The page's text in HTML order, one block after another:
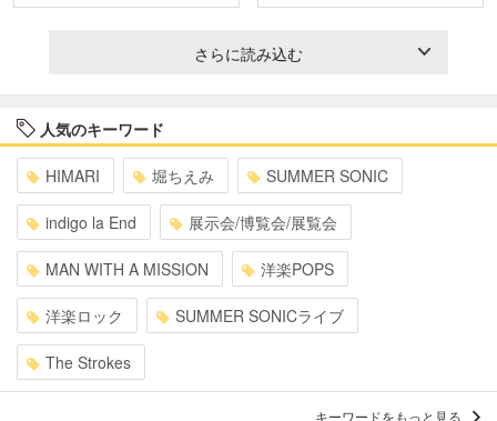
さらに読み込む
人気のキーワード
HIMARI 堀ちえみ SUMMER SONIC
indigo la End 展示会/博覧会/展覧会
MAN WITH A MISSION 洋楽POPS
洋楽ロック SUMMER SONICライブ
The Strokes
キーワードをもっと見る